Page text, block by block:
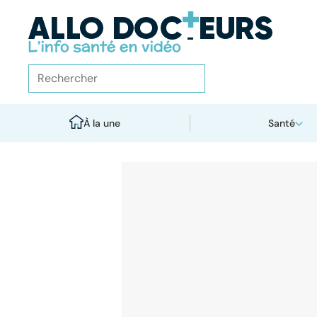
À la une Santé